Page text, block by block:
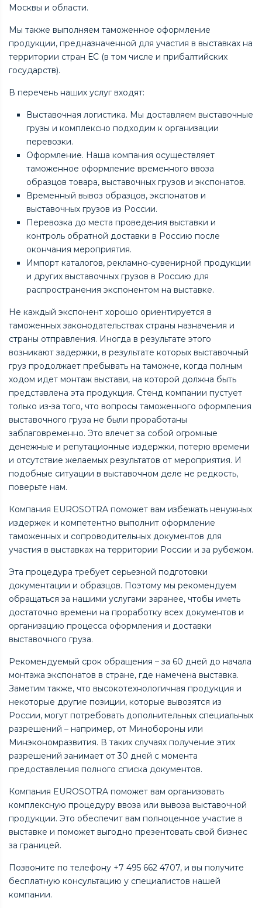
Москвы и области.
Мы также выполняем таможенное оформление
продукции, предназначенной для участия в выставках на
территории стран ЕС (в том числе и прибалтийских
государств).
В перечень наших услуг входят:
Выставочная логистика. Мы доставляем выставочные
грузы и комплексно подходим к организации
перевозки.
Оформление. Наша компания осуществляет
таможенное оформление временного ввоза
образцов товара, выставочных грузов и экспонатов.
Временный вывоз образцов, экспонатов и
выставочных грузов из России.
Перевозка до места проведения выставки и
контроль обратной доставки в Россию после
окончания мероприятия.
Импорт каталогов, рекламно-сувенирной продукции
и других выставочных грузов в Россию для
распространения экспонентом на выставке.
Не каждый экспонент хорошо ориентируется в
таможенных законодательствах страны назначения и
страны отправления. Иногда в результате этого
возникают задержки, в результате которых выставочный
груз продолжает пребывать на таможне, когда полным
ходом идет монтаж выстави, на которой должна быть
представлена эта продукция. Стенд компании пустует
только из-за того, что вопросы таможенного оформления
выставочного груза не были проработаны
заблаговременно. Это влечет за собой огромные
денежные и репутационные издержки, потерю времени
и отсутствие желаемых результатов от мероприятия. И
подобные ситуации в выставочном деле не редкость,
поверьте нам.
Компания EUROSOTRA поможет вам избежать ненужных
издержек и компетентно выполнит оформление
таможенных и сопроводительных документов для
участия в выставках на территории России и за рубежом.
Эта процедура требует серьезной подготовки
документации и образцов. Поэтому мы рекомендуем
обращаться за нашими услугами заранее, чтобы иметь
достаточно времени на проработку всех документов и
организацию процесса оформления и доставки
выставочного груза.
Рекомендуемый срок обращения – за 60 дней до начала
монтажа экспонатов в стране, где намечена выставка.
Заметим также, что высокотехнологичная продукция и
некоторые другие позиции, которые вывозятся из
России, могут потребовать дополнительных специальных
разрешений – например, от Минобороны или
Минэкономразвития. В таких случаях получение этих
разрешений занимает от 30 дней с момента
предоставления полного списка документов.
Компания EUROSOTRA поможет вам организовать
комплексную процедуру ввоза или вывоза выставочной
продукции. Это обеспечит вам полноценное участие в
выставке и поможет выгодно презентовать свой бизнес
за границей.
Позвоните по телефону +7 495 662 4707, и вы получите
бесплатную консультацию у специалистов нашей
компании.